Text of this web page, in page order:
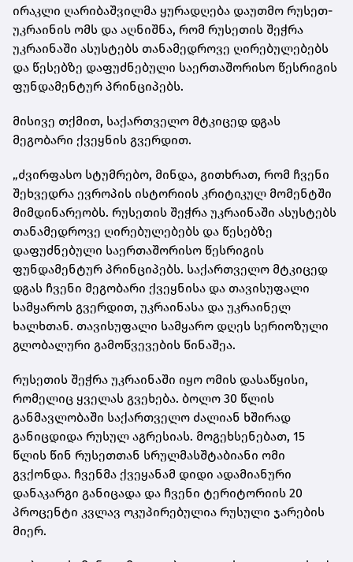
ირაკლი ღარიბაშვილმა ყურადღება დაუთმო რუსეთ-
უკრაინის ომს და აღნიშნა, რომ რუსეთის შეჭრა
უკრაინაში ასუსტებს თანამედროვე ღირებულებებს
და წესებზე დაფუძნებული საერთაშორისო წესრიგის
ფუნდამენტურ პრინციპებს.
მისივე თქმით, საქართველო მტკიცედ დგას
მეგობარი ქვეყნის გვერდით.
„ძვირფასო სტუმრებო, მინდა, გითხრათ, რომ ჩვენი
შეხვედრა ევროპის ისტორიის კრიტიკულ მომენტში
მიმდინარეობს. რუსეთის შეჭრა უკრაინაში ასუსტებს
თანამედროვე ღირებულებებს და წესებზე
დაფუძნებული საერთაშორისო წესრიგის
ფუნდამენტურ პრინციპებს. საქართველო მტკიცედ
დგას ჩვენი მეგობარი ქვეყნისა და თავისუფალი
სამყაროს გვერდით, უკრაინასა და უკრაინელ
ხალხთან. თავისუფალი სამყარო დღეს სერიოზული
გლობალური გამოწვევების წინაშეა.
რუსეთის შეჭრა უკრაინაში იყო ომის დასაწყისი,
რომელიც ყველას გვეხება. ბოლო 30 წლის
განმავლობაში საქართველო ძალიან ხშირად
განიცდიდა რუსულ აგრესიას. მოგეხსენებათ, 15
წლის წინ რუსეთთან სრულმასშტაბიანი ომი
გვქონდა. ჩვენმა ქვეყანამ დიდი ადამიანური
დანაკარგი განიცადა და ჩვენი ტერიტორიის 20
პროცენტი კვლავ ოკუპირებულია რუსული ჯარების
მიერ.